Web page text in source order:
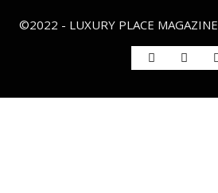
©2022 - LUXURY PLACE